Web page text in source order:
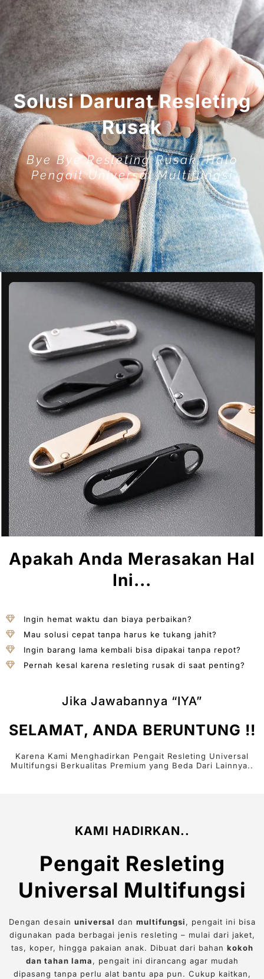
Solusi Darurat Resleting
Rusak
Bye Bye Resleting Rusak, Halo
Pengait Universal Multifungsi
Apakah Anda Merasakan Hal
Ini...
Ingin hemat waktu dan biaya perbaikan?
Mau solusi cepat tanpa harus ke tukang jahit?
Ingin barang lama kembali bisa dipakai tanpa repot?
Pernah kesal karena resleting rusak di saat penting?
Jika Jawabannya “IYA”
SELAMAT, ANDA BERUNTUNG !!
Karena Kami Menghadirkan Pengait Resleting Universal
Multifungsi Berkualitas Premium yang Beda Dari Lainnya..
KAMI HADIRKAN..
Pengait Resleting
Universal Multifungsi
Dengan desain universal dan multifungsi, pengait ini bisa
digunakan pada berbagai jenis resleting – mulai dari jaket,
tas, koper, hingga pakaian anak. Dibuat dari bahan kokoh
dan tahan lama, pengait ini dirancang agar mudah
dipasang tanpa perlu alat bantu apa pun. Cukup kaitkan,